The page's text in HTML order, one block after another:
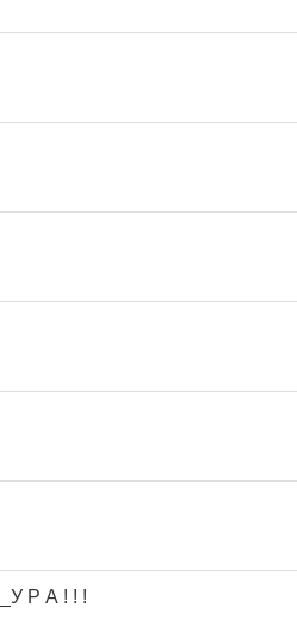
Р А ! ! !